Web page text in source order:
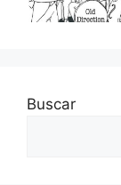
Buscar